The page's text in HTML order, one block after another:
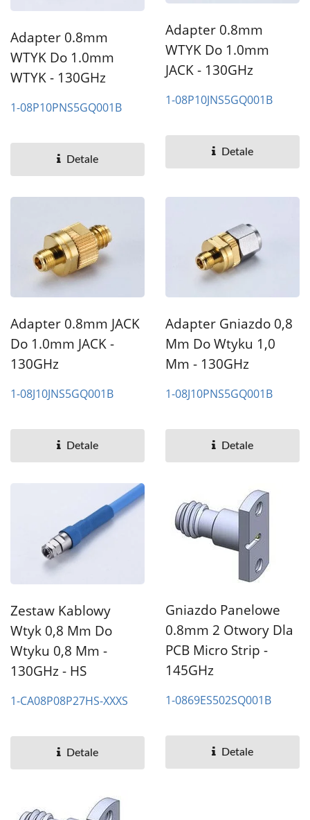
Adapter 0.8mm
WTYK Do 1.0mm
WTYK - 130GHz
1-08P10PNS5GQ001B
Detale
Adapter 0.8mm
WTYK Do 1.0mm
JACK - 130GHz
1-08P10JNS5GQ001B
Detale
Adapter 0.8mm JACK
Do 1.0mm JACK -
130GHz
1-08J10JNS5GQ001B
Detale
Adapter Gniazdo 0,8
Mm Do Wtyku 1,0
Mm - 130GHz
1-08J10PNS5GQ001B
Detale
Zestaw Kablowy
Wtyk 0,8 Mm Do
Wtyku 0,8 Mm -
130GHz - HS
1-CA08P08P27HS-XXXS
Detale
Gniazdo Panelowe
0.8mm 2 Otwory Dla
PCB Micro Strip -
145GHz
1-0869ES502SQ001B
Detale